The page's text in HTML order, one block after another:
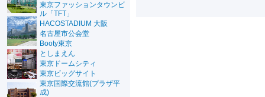
東京ファッションタウンビ
ル「TFT」
HACOSTADIUM 大阪
名古屋市公会堂
Booty東京
としまえん
東京ドームシティ
東京ビッグサイト
東京国際交流館(プラザ平
成)